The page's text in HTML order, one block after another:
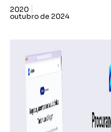
2020
outubro de 2024